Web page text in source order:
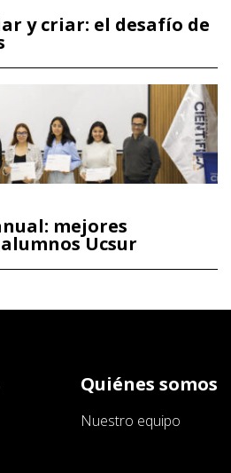
y criar: el desafío de
mejores
Ucsur
Quiénes somos
Nuestro equipo